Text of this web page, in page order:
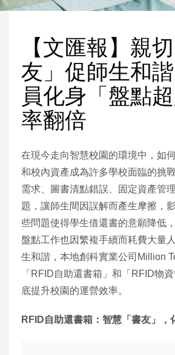
【文匯報】親
友」促師生和
員化身「盤點
率翻倍
在現今走向智慧校園的環境中，如
和校內資產成為許多學校面臨的挑
需求、圖書清點錯誤、固定資產管
題，讓師生間因誤解而產生摩擦，
些問題使得學生借還書的意願降低
盤點工作也因繁複手續而耗費大量
生和諧，本地創科實業公司Million
「RFID自助還書箱」和「RFID物
底提升校園的運營效率。
RFID自助還書箱：智慧「書友」，